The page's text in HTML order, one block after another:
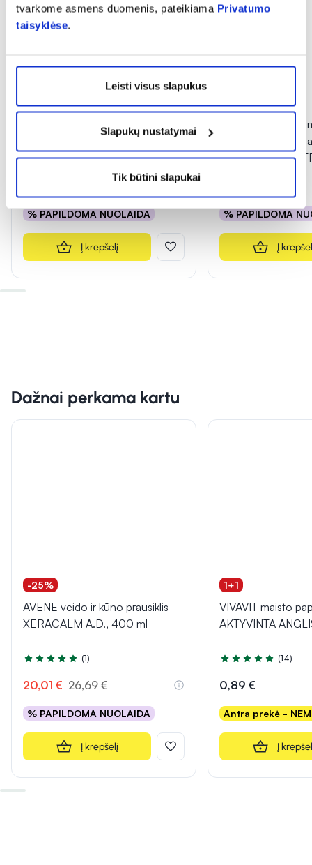
tvarkome asmens duomenis, pateikiama Privatumo
taisyklėse.
Leisti visus slapukus
Slapukų nustatymai
Tik būtini slapukai
-25%
AVENE veido ir kūno
koncentratas XERACALM A.D,
40 ml
% PAPILDOMA NUOLAIDA
Į krepšelį
-30%
A-DERMA
kūno emolientas
EXOMEGA
% PAPILDOMA
Į
Dažnai perkama kartu
-25%
AVENE veido ir kūno prausiklis
XERACALM A.D., 400 ml
Įvertinimas 5.0 iš 5
(1)
20,01 € 26,69 €
% PAPILDOMA NUOLAIDA
Į krepšelį
1+1
VIVAVIT maisto
AKTYVINTA
Įvertinimas 5.0 iš 5
(14)
0,89 €
Antra prekė -
Į